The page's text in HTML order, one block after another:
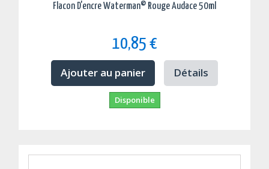
Flacon D'encre Waterman© Rouge Audace 50ml
10,85 €
Ajouter au panier Détails
Disponible